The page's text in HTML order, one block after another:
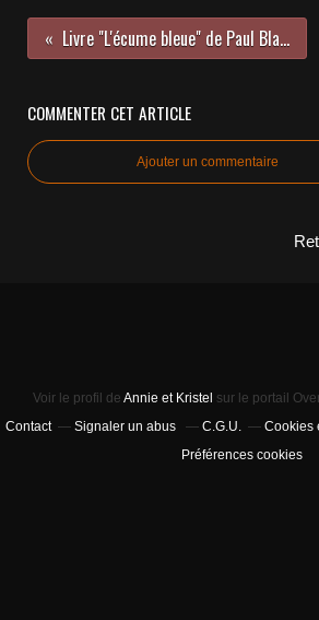
Livre "L'écume bleue" de Paul Blanchot M+ Editions 2022
COMMENTER CET ARTICLE
Ajouter un commentaire
Voir le profil de Annie et Kristel sur le portail
Contact
Signaler un abus C.G.U.
Cookies
Préférences cookies